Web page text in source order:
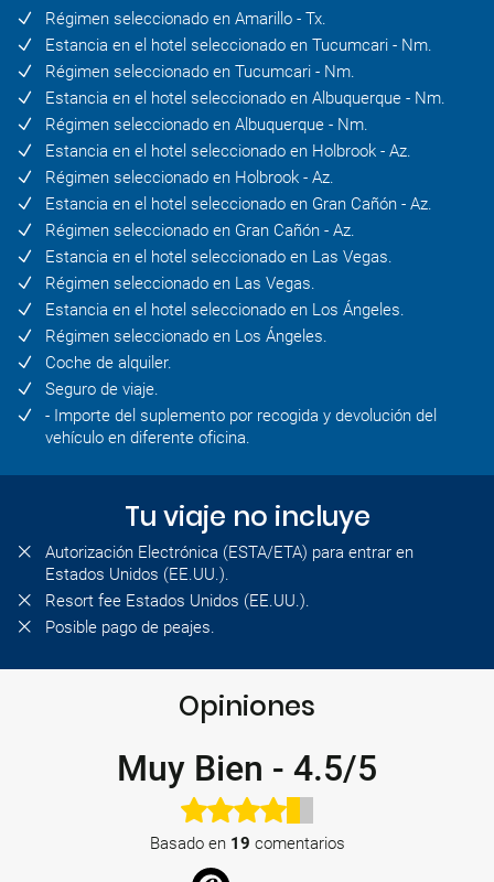
Régimen seleccionado en Amarillo - Tx.
Estancia en el hotel seleccionado en Tucumcari - Nm.
Régimen seleccionado en Tucumcari - Nm.
Estancia en el hotel seleccionado en Albuquerque - Nm.
Régimen seleccionado en Albuquerque - Nm.
Estancia en el hotel seleccionado en Holbrook - Az.
Régimen seleccionado en Holbrook - Az.
Estancia en el hotel seleccionado en Gran Cañón - Az.
Régimen seleccionado en Gran Cañón - Az.
Estancia en el hotel seleccionado en Las Vegas.
Régimen seleccionado en Las Vegas.
Estancia en el hotel seleccionado en Los Ángeles.
Régimen seleccionado en Los Ángeles.
Coche de alquiler.
Seguro de viaje.
- Importe del suplemento por recogida y devolución del
vehículo en diferente oficina.
Tu viaje no incluye
Autorización Electrónica (ESTA/ETA) para entrar en
Estados Unidos (EE.UU.).
Resort fee Estados Unidos (EE.UU.).
Posible pago de peajes.
Opiniones
Muy Bien - 4.5/5
Basado en 19 comentarios